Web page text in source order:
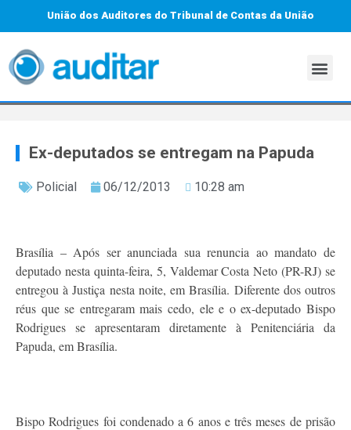
União dos Auditores do Tribunal de Contas da União
Ex-deputados se entregam na Papuda
Policial 06/12/2013 10:28 am
Brasília – Após ser anunciada sua renuncia ao mandato de
deputado nesta quinta-feira, 5, Valdemar Costa Neto (PR-RJ) se
entregou à Justiça nesta noite, em Brasília. Diferente dos outros
réus que se entregaram mais cedo, ele e o ex-deputado Bispo
Rodrigues se apresentaram diretamente à Penitenciária da
Papuda, em Brasília.
Bispo Rodrigues foi condenado a 6 anos e três meses de prisão